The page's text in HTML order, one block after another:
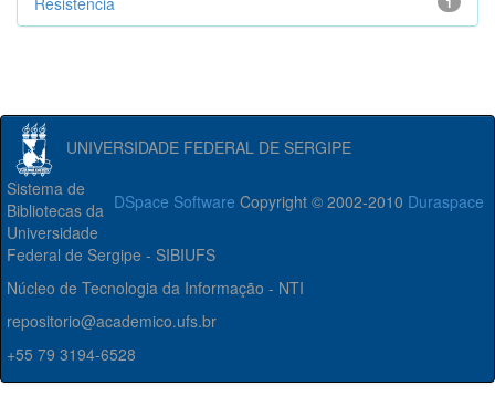
UNIVERSIDADE FEDERAL DE SERGIPE
DSpace Software Copyright © 2002-2010 Duraspace
Sistema de
Bibliotecas da
Universidade
Federal de Sergipe - SIBIUFS
Núcleo de Tecnologia da Informação - NTI
repositorio@academico.ufs.br
+55 79 3194-6528